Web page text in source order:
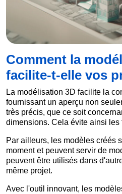
Comment la
facilite-t-elle vos
La modélisation 3D facilite la
fournissant un aperçu non
très précis, que ce soit
dimensions. Cela évite ainsi les
Par ailleurs, les modèles créés
moment et peuvent servir de
peuvent être utilisés dans
même projet.
Avec l'outil innovant, les